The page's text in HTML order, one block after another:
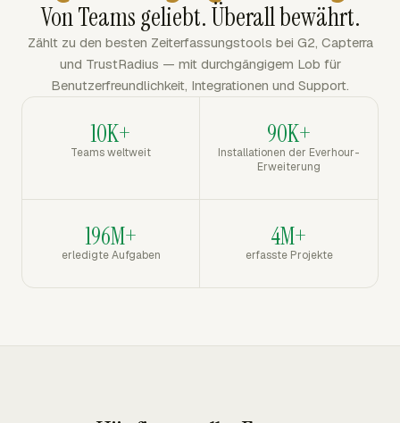
Von Teams geliebt. Überall bewährt.
Zählt zu den besten Zeiterfassungstools bei G2, Capterra
und TrustRadius — mit durchgängigem Lob für
Benutzerfreundlichkeit, Integrationen und Support.
10K+
Teams weltweit
90K+
Installationen der Everhour-
Erweiterung
196M+
erledigte Aufgaben
4M+
erfasste Projekte